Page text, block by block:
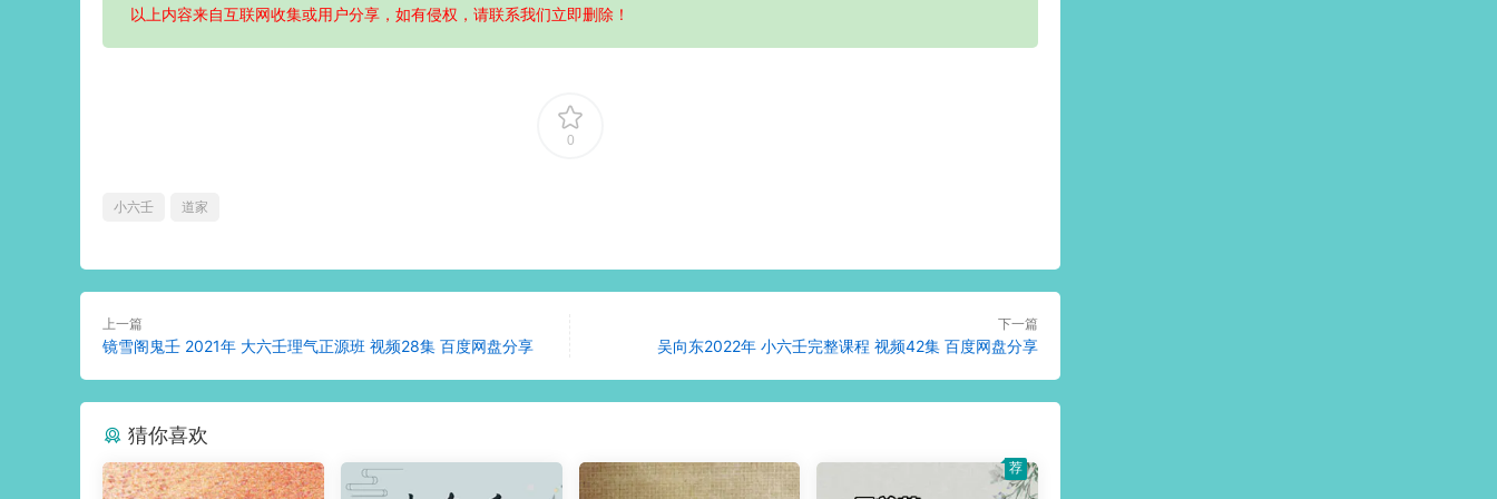
以上内容来自互联网收集或用户分享，如有侵权，请联系我们立即删除！
0
小六壬 道家
上一篇
镜雪阁鬼壬 2021年 大六壬理气正源班 视频28集 百度网盘分享
下一篇
吴向东2022年 小六壬完整课程 视频42集 百度网盘分享
猜你喜欢
荐